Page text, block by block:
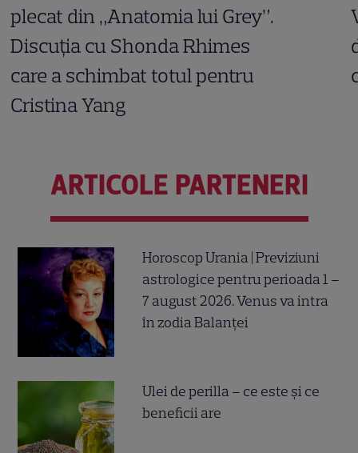
plecat din „Anatomia lui Grey”.
Discuția cu Shonda Rhimes
care a schimbat totul pentru
Cristina Yang
ARTICOLE PARTENERI
Horoscop Urania | Previziuni
astrologice pentru perioada 1 –
7 august 2026. Venus va intra
în zodia Balanței
Ulei de perilla – ce este și ce
beneficii are